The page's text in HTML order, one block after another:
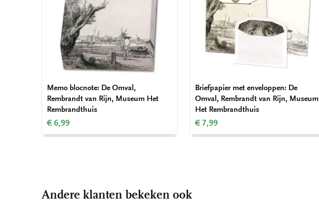
Memo blocnote: De Omval,
Rembrandt van Rijn, Museum Het
Rembrandthuis
€ 6,99
Briefpapier met enveloppen: De
Omval, Rembrandt van Rijn, Museum
Het Rembrandthuis
€ 7,99
Andere klanten bekeken ook